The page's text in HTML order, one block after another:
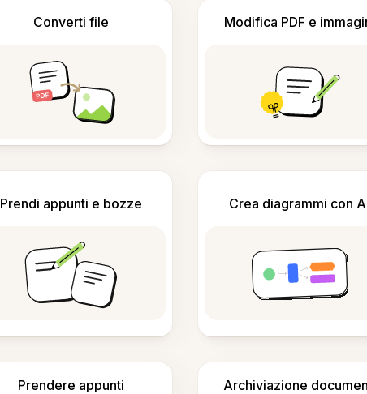
Converti file Modifica PDF e
Prendi appunti e bozze Crea diagrammi con
Prendere appunti Archiviazione